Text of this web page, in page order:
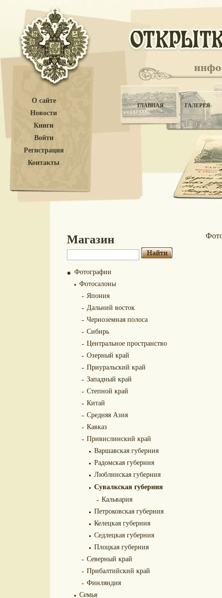
О сайте
Новости
Книги
Войти
Регистрация
Контакты
ГЛАВНАЯ ГАЛЕРЕЯ
Магазин
Фотографии
Фотосалоны
Япония
Дальний восток
Черноземная полоса
Сибирь
Центральное пространство
Озерный край
Приуральский край
Западный край
Степной край
Китай
Средняя Азия
Кавказ
Привислинский край
Варшавская губерния
Радомская губерния
Люблинская губерния
Сувалкская губерния
Кальвария
Петроковская губерния
Келецкая губерния
Седлецкая губерния
Плоцкая губерния
Северный край
Прибалтийский край
Финляндия
Семья